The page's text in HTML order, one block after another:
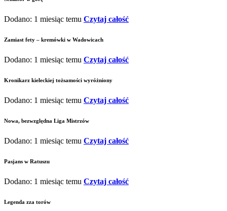
Dodano: 1 miesiąc temu Czytaj całość
Zamiast fety – kremówki w Wadowicach
Dodano: 1 miesiąc temu Czytaj całość
Kronikarz kieleckiej tożsamości wyróżniony
Dodano: 1 miesiąc temu Czytaj całość
Nowa, bezwzględna Liga Mistrzów
Dodano: 1 miesiąc temu Czytaj całość
Pasjans w Ratuszu
Dodano: 1 miesiąc temu Czytaj całość
Legenda zza torów